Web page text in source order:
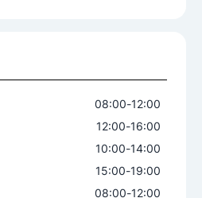
08:00-12:00
12:00-16:00
10:00-14:00
15:00-19:00
08:00-12:00